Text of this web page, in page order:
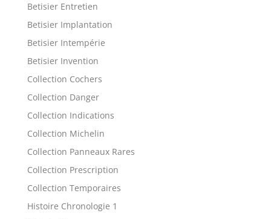
Betisier Entretien
Betisier Implantation
Betisier Intempérie
Betisier Invention
Collection Cochers
Collection Danger
Collection Indications
Collection Michelin
Collection Panneaux Rares
Collection Prescription
Collection Temporaires
Histoire Chronologie 1